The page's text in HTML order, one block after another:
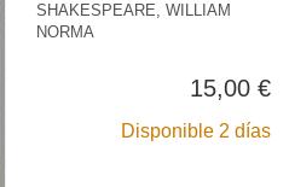
SHAKESPEARE, WILLIAM
NORMA
15,00 €
Disponible 2 días